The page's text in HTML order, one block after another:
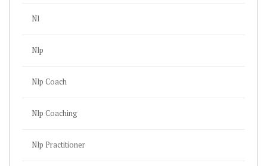
Nl
Nlp
Nlp Coach
Nlp Coaching
Nlp Practitioner